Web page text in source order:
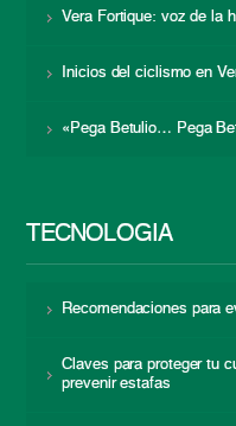
Vera Fortique: voz de la
Inicios del ciclismo en
«Pega Betulio… Pega
TECNOLOGÍA
Recomendaciones para
Claves para proteger tu
prevenir estafas